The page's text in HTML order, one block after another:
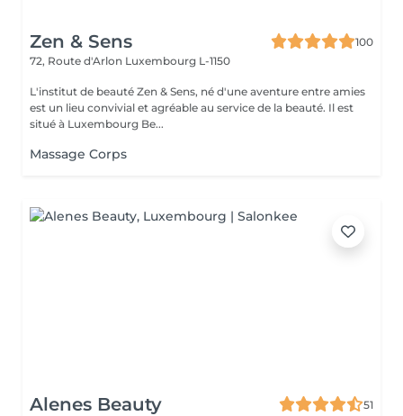
Zen & Sens
100
72, Route d'Arlon Luxembourg L-1150
L'institut de beauté Zen & Sens, né d'une aventure entre amies
est un lieu convivial et agréable au service de la beauté. Il est
situé à Luxembourg Be...
Massage Corps
Alenes Beauty
51